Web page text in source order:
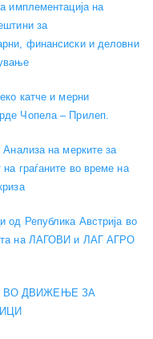
имплементација на
за
финансиски и деловни
катче и мерни
Чопела – Прилеп.
Анализа на мерките за
граѓаните во време на
од Република Австрија во
на ЛАГОВИ и ЛАГ АГРО
ВО ДВИЖЕЊЕ ЗА